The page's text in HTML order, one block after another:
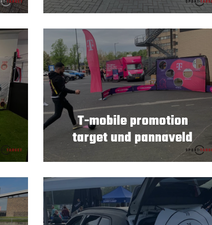
T-mobile promotion
target und pannaveld